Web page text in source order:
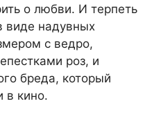
о любви. И терпеть
виде надувных
с ведро,
роз, и
бреда, который
в кино.